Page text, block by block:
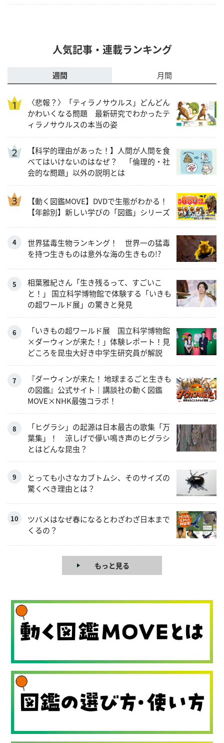
人気記事・連載ランキング
週間 月間
〈悲報？〉「ティラノサウルス」どんどん
かわいくなる問題 最新研究でわかったテ
ィラノサウルスの本当の姿
【科学的理由があった！】人間が人間を食
べてはいけないのはなぜ？ 「倫理的・社
会的な問題」以外の説明とは
【動く図鑑MOVE】DVDで生態がわかる！
【年齢別】新しい学びの「図鑑」シリーズ
世界猛毒生物ランキング！ 世界一の猛毒
を持つ生きものは意外な海の生きもの!?
相葉雅紀さん「生き残るって、すごいこ
と！」 国立科学博物館で体験する「いきも
の超ワールド展」の驚きと発見
「いきもの超ワールド展 国立科学博物館
×ダーウィンが来た！」体験レポート！見
どころを昆虫大好き中学生研究員が解説
『ダーウィンが来た！ 地球まるごと生きも
の図鑑』公式サイト｜講談社の動く図鑑
MOVE×NHK最強コラボ！
「ヒグラシ」の起源は日本最古の歌集「万
葉集」！ 涼しげで儚い鳴き声のヒグラシ
とはどんな昆虫？
とっても小さなカブトムシ、そのサイズの
驚くべき理由とは？
ツバメはなぜ春になるとわざわざ日本まで
くるの？
もっと見る